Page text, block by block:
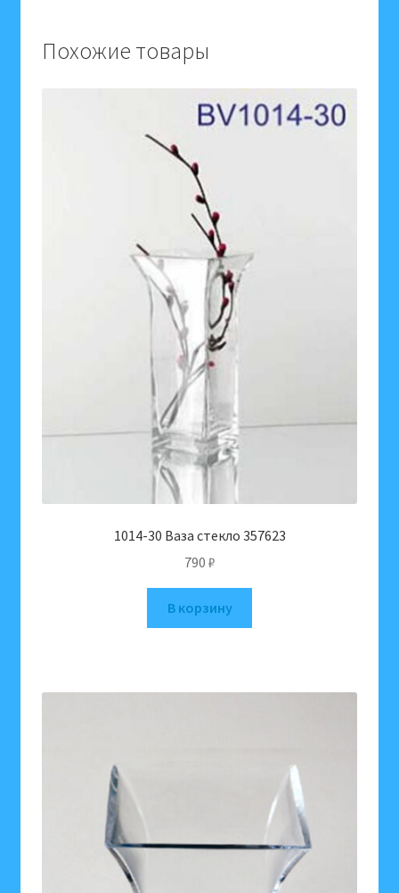
Похожие товары
1014-30 Ваза стекло 357623
790 ₽
В корзину